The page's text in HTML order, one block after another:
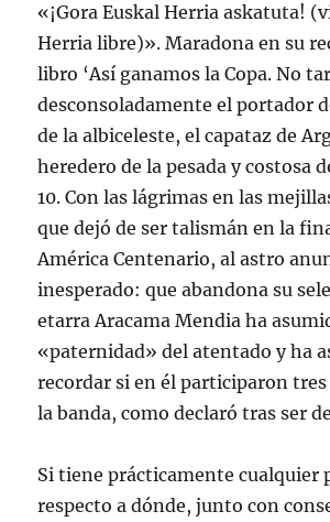
«¡Gora Euskal Herria askatuta!
Herria libre)». Maradona en su
libro ‘Así ganamos la Copa. No
desconsoladamente el portador
de la albiceleste, el capataz de
heredero de la pesada y costosa
10. Con las lágrimas en las
que dejó de ser talismán en la
América Centenario, al astro
inesperado: que abandona su
etarra Aracama Mendia ha
«paternidad» del atentado y ha
recordar si en él participaron
la banda, como declaró tras ser
Si tiene prácticamente cualquier
respecto a dónde, junto con